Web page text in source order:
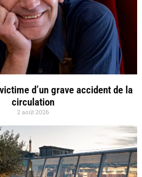
d’un grave accident de la
circulation
2 août 2026